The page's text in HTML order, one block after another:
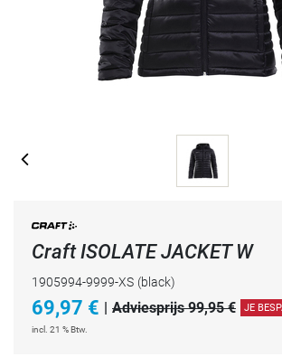
Craft ISOLATE JACKET W
1905994-9999-XS (black)
69,97 € | Adviesprijs 99,95 € JE
incl. 21 % Btw.